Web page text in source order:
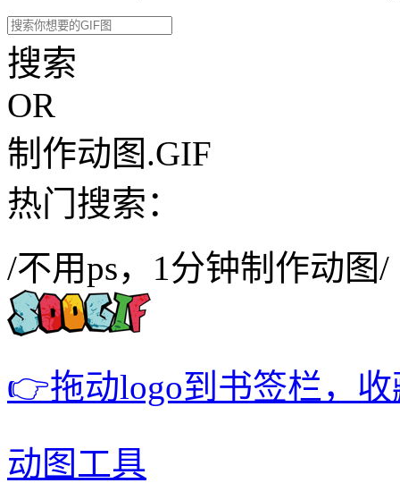
搜索
OR
制作动图.GIF
热门搜索：
/不用ps，1分钟制作动图/
👉拖动logo到书签栏，
动图工具